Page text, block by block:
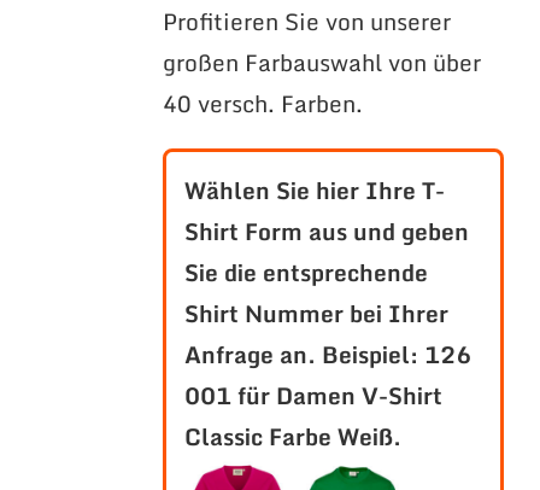
Profitieren Sie von unserer
großen Farbauswahl von über
40 versch. Farben.
Wählen Sie hier Ihre T-
Shirt Form aus und geben
Sie die entsprechende
Shirt Nummer bei Ihrer
Anfrage an. Beispiel: 126
001 für Damen V-Shirt
Classic Farbe Weiß.